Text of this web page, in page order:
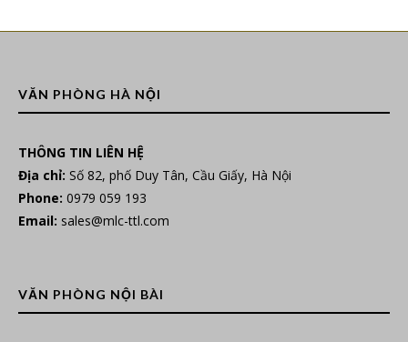
VĂN PHÒNG HÀ NỘI
THÔNG TIN LIÊN HỆ
Địa chỉ: Số 82, phố Duy Tân, Cầu Giấy, Hà Nội
Phone: 0979 059 193
Email: sales@mlc-ttl.com
VĂN PHÒNG NỘI BÀI